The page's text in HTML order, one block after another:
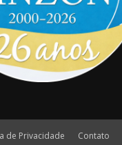
de Privacidade Contato